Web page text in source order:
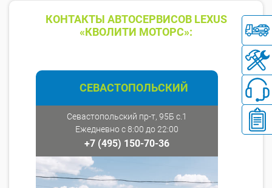
КОНТАКТЫ АВТОСЕРВИСОВ LEXUS
«КВОЛИТИ МОТОРС»:
СЕВАСТОПОЛЬСКИЙ
Севастопольский пр-т, 95Б с.1
Ежедневно с 8:00 до 22:00
+7 (495) 150-70-36